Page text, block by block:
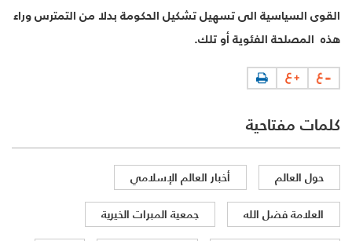
القوى السياسية الى تسهيل تشكيل الحكومة بدلا من التمترس وراء
هذه المصلحة الفئوية أو تلك.
كلمات مفتاحية
حول العالم
أخبار العالم الإسلامي
العلامة فضل الله
جمعية المبرات الخيرية